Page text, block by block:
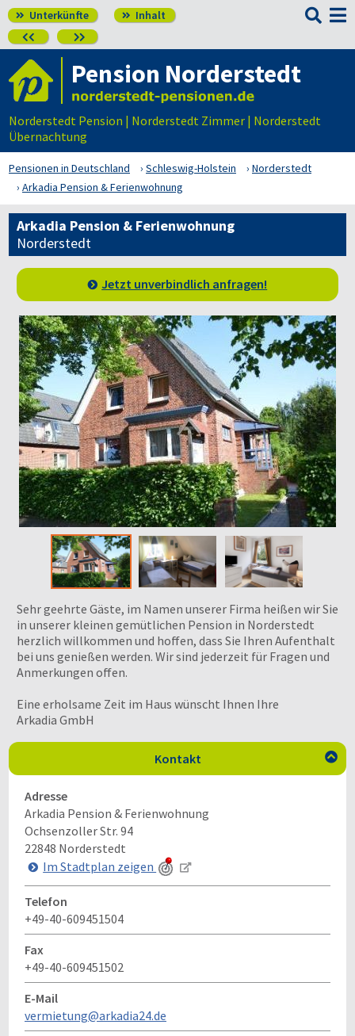
 Unterkünfte  Inhalt
 

Pension Norderstedt
Norderstedt Pension | Norderstedt Zimmer | Norderstedt
Übernachtung
Pensionen in Deutschland Schleswig-Holstein
Norderstedt
Arkadia Pension & Ferienwohnung
Arkadia Pension & Ferienwohnung
Norderstedt
Jetzt unverbindlich anfragen!
Sehr geehrte Gäste, im Namen unserer Firma heißen wir Sie
in unserer kleinen gemütlichen Pension in Norderstedt
herzlich willkommen und hoffen, dass Sie Ihren Aufenthalt
bei uns genießen werden. Wir sind jederzeit für Fragen und
Anmerkungen offen.
Eine erholsame Zeit im Haus wünscht Ihnen Ihre
Arkadia GmbH
Kontakt 
Adresse
Arkadia Pension & Ferienwohnung
Ochsenzoller Str. 94
22848 Norderstedt
Im Stadtplan zeigen
Telefon
+49-40-609451504
Fax
+49-40-609451502
E-Mail
vermietung@arkadia24.de